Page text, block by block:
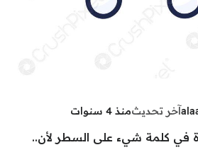
آخر تحديثمنذ 4 سنوات
في كلمة شيء على السطر لأن..